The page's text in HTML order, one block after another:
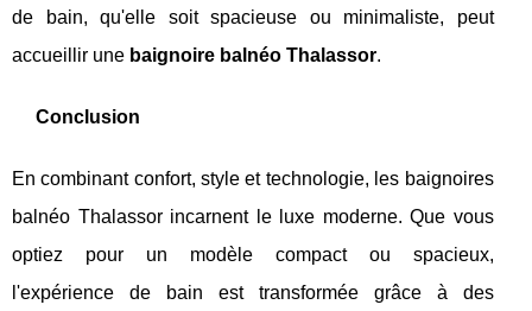
de bain, qu'elle soit spacieuse ou minimaliste, peut
accueillir une baignoire balnéo Thalassor.
Conclusion
En combinant confort, style et technologie, les baignoires
balnéo Thalassor incarnent le luxe moderne. Que vous
optiez pour un modèle compact ou spacieux,
l'expérience de bain est transformée grâce à des